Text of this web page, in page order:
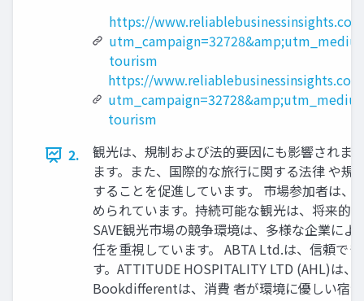
https://
tourism
https://
tourism
2.
観光は、規制および法的要因にも影響されま
ます。また、国際的な旅行に関する法律 や
することを促進しています。 市場参加者は
められています。持続可能な観光は、将来的
SAVE観光市場の競争環境は、多様な企業に
任を重視しています。 ABTA Ltd.は、信頼で
す。ATTITUDE HOSPITALITY LTD (AHL)は
Bookdifferentは、消費 者が環境に優しい宿